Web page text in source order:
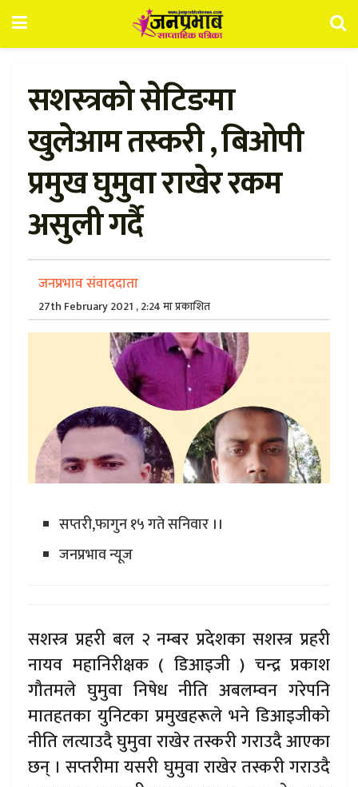
सशस्त्रको सेटिङमा
खुलेआम तस्करी , बिओपी
प्रमुख घुमुवा राखेर रकम
असुली गर्दै
जनप्रभाव संवाददाता
27th February 2021 , 2:24 मा प्रकाशित
सप्तरी,फागुन १५ गते सनिवार ।।
जनप्रभाव न्यूज
सशस्त्र प्रहरी बल २ नम्बर प्रदेशका सशस्त्र प्रहरी
नायव महानिरीक्षक ( डिआइजी ) चन्द्र प्रकाश
गौतमले घुमुवा निषेध नीति अबलम्वन गरेपनि
मातहतका युनिटका प्रमुखहरूले भने डिआइजीको
नीति लत्याउदै घुमुवा राखेर तस्करी गराउदै आएका
छन् । सप्तरीमा यसरी घुमुवा राखेर तस्करी गराउदै